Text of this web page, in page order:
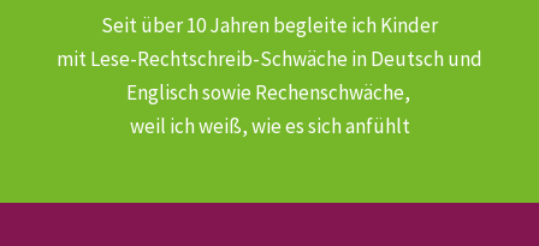
Seit über 10 Jahren begleite ich Kinder
mit Lese-Rechtschreib-Schwächein Deutsch und
Englisch sowie Rechenschwäche,
weil ich weiß, wie es sich anfühlt